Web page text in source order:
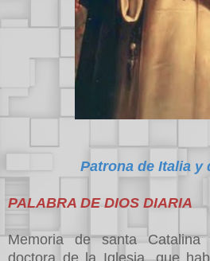
Patrona de Italia y
PALABRA DE DIOS DIARIA
Memoria de santa